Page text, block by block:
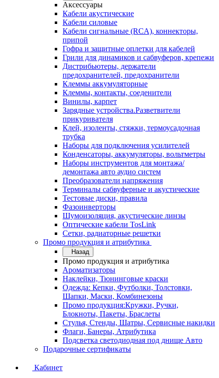
Аксессуары
Кабели акустические
Кабели силовые
Кабели сигнальные (RCA), коннекторы,
припой
Гофра и защитные оплетки для кабелей
Грили для динамиков и сабвуферов, крепежи
Дистрибьютеры, держатели
предохранителей, предохранители
Клеммы аккумуляторные
Клеммы, контакты, соеденители
Винилы, карпет
Зарядные устройства.Разветвители
прикуривателя
Клей, изоленты, стяжки, термоусадочная
трубка
Наборы для подключения усилителей
Конденсаторы, аккумуляторы, вольтметры
Наборы инструментов для монтажа/
демонтажа авто аудио систем
Преобразователи напряжения
Терминалы сабвуферные и акустические
Тестовые диски, правила
Фазоинверторы
Шумоизоляция, акустические линзы
Оптические кабели TosLink
Сетки, радиаторные решетки
Промо продукция и атрибутика
Назад
Промо продукция и атрибутика
Ароматизаторы
Наклейки, Тюнинговые краски
Одежда: Кепки, Футболки, Толстовки,
Шапки, Маски, Комбинезоны
Промо продукция:Кружки, Ручки,
Блокноты, Пакеты, Браслеты
Стулья, Стенды, Шатры, Сервисные накидки
Флаги, Банеры, Атрибутика
Подсветка светодиодная под днище Авто
Подарочные сертификаты
Кабинет